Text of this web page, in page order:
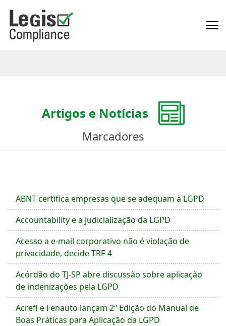
Artigos e Notícias
Marcadores
ABNT certifica empresas que se adequam à LGPD
Accountability e a judicialização da LGPD
Acesso a e-mail corporativo não é violação de
privacidade, decide TRF-4
Acórdão do TJ-SP abre discussão sobre aplicação
de indenizações pela LGPD
Acrefi e Fenauto lançam 2ª Edição do Manual de
Boas Práticas para Aplicação da LGPD